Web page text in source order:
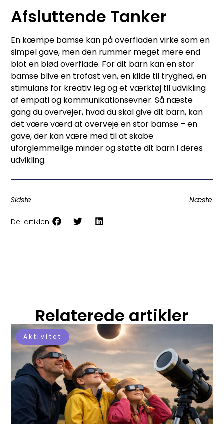
Afsluttende Tanker
En kæmpe bamse kan på overfladen virke som en
simpel gave, men den rummer meget mere end
blot en blød overflade. For dit barn kan en stor
bamse blive en trofast ven, en kilde til tryghed, en
stimulans for kreativ leg og et værktøj til udvikling
af empati og kommunikationsevner. Så næste
gang du overvejer, hvad du skal give dit barn, kan
det være værd at overveje en stor bamse – en
gave, der kan være med til at skabe
uforglemmelige minder og støtte dit barn i deres
udvikling.
Sidste Næste
Del artiklen:
Relaterede artikler
Aktivitet